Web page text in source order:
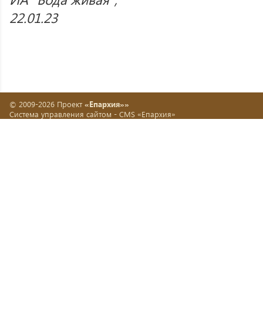
22.01.23
© 2009-2026 Проект «Епархия»»
Система управления сайтом - CMS «Епархия»